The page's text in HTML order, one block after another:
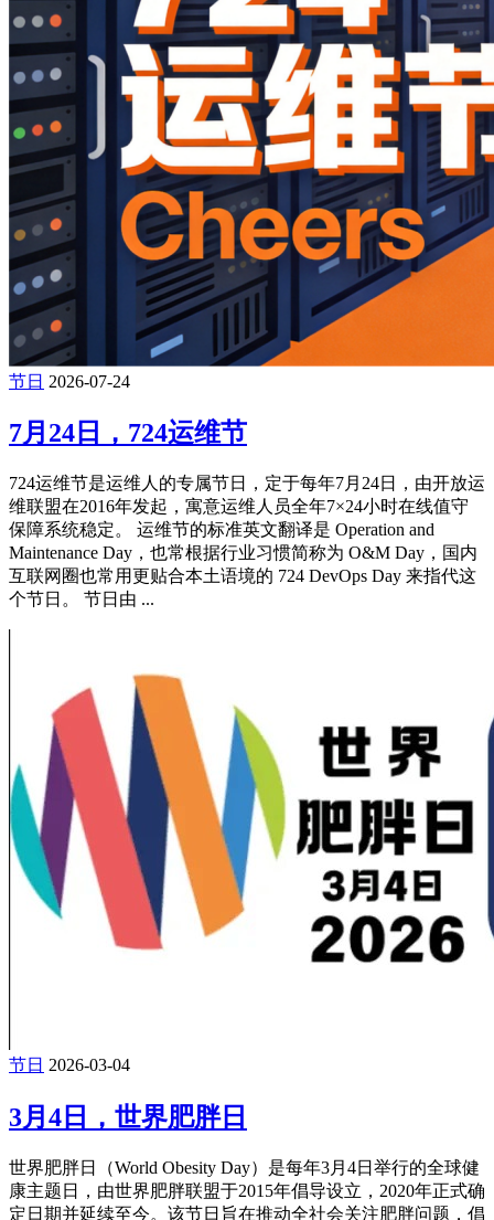
节日 2026-07-24
7月24日，724运维节
724运维节是运维人的专属节日，定于每年7月24日，由开放运
维联盟在2016年发起，寓意运维人员全年7×24小时在线值守
保障系统稳定。 运维节的标准英文翻译是 ‌Operation and
Maintenance Day‌，也常根据行业习惯简称为 ‌O&M Day‌，国内
互联网圈也常用更贴合本土语境的 ‌724 DevOps Day‌ 来指代这
个节日。 节日由 ...
节日 2026-03-04
3月4日，世界肥胖日
世界肥胖日（World Obesity Day）是每年3月4日举行的全球健
康主题日，由世界肥胖联盟于2015年倡导设立，2020年正式确
定日期并延续至今。该节日旨在推动全社会关注肥胖问题，倡